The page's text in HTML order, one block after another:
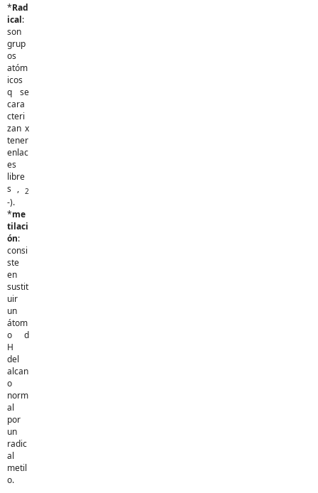
*Rad
ical:
son
grup
os
atóm
icos
q se
cara
cteri
zan x
tener
enlac
es
libre
s , 2
-).
*me
tilaci
ón:
consi
ste
en
sustit
uir
un
átom
o d
H
del
alcan
o
norm
al
por
un
radic
al
metil
o.